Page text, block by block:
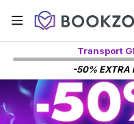
Transport
-50% EXTRA